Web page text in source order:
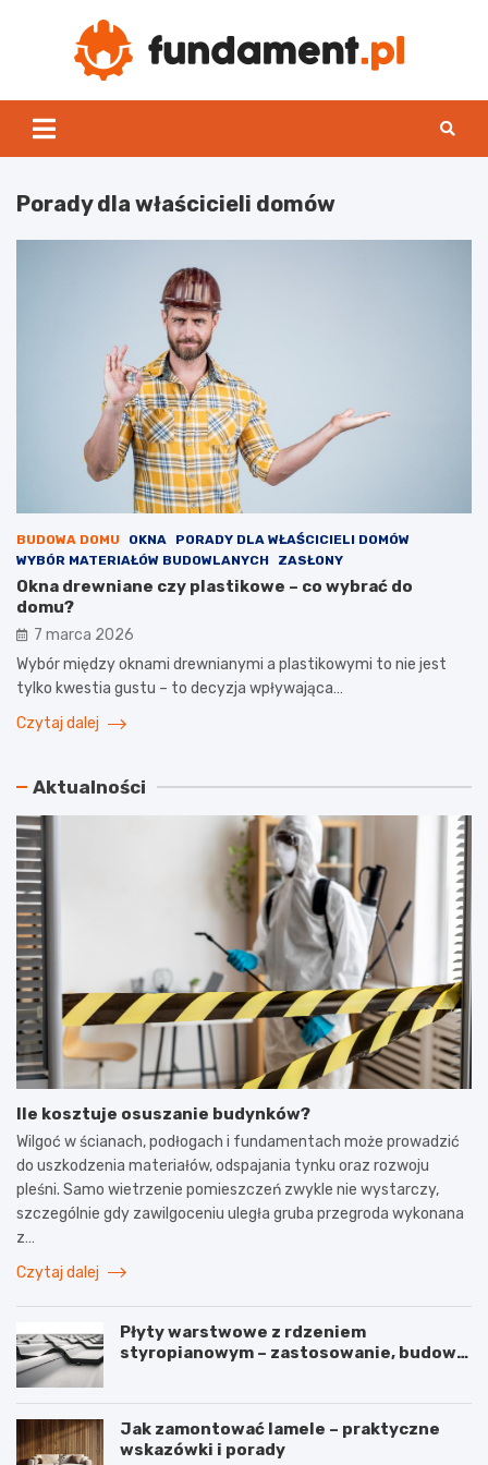
Porady dla właścicieli domów
BUDOWA DOMU OKNA
PORADY DLA WŁAŚCICIELI DOMÓW
WYBÓR MATERIAŁÓW BUDOWLANYCH
ZASŁONY
Okna drewniane czy plastikowe – co wybrać do
domu?
7 marca 2026
Wybór między oknami drewnianymi a plastikowymi to nie jest
tylko kwestia gustu – to decyzja wpływająca…
Czytaj dalej
Aktualności
Ile kosztuje osuszanie budynków?
Wilgoć w ścianach, podłogach i fundamentach może prowadzić
do uszkodzenia materiałów, odspajania tynku oraz rozwoju
pleśni. Samo wietrzenie pomieszczeń zwykle nie wystarczy,
szczególnie gdy zawilgoceniu uległa gruba przegroda wykonana
z…
Czytaj dalej
Płyty warstwowe z rdzeniem
styropianowym – zastosowanie, budowa
Jak zamontować lamele – praktyczne
wskazówki i porady